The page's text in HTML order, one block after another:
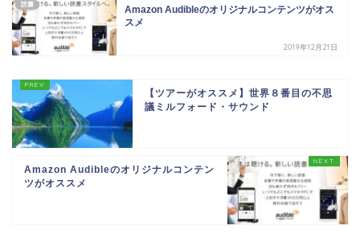
読書
Amazon Audibleのオリジナルコンテンツがオス
スメ
2019年12月21日
【ツアーがオススメ】世界８番目の不思
議ミルフォード・サウンド
Amazon Audibleのオリジナルコンテン
ツがオススメ